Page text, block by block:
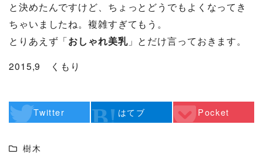
と決めたんですけど、ちょっとどうでもよくなってき
ちゃいましたね。複雑すぎてもう。
とりあえず「おしゃれ美乳」とだけ言っておきます。
2015,9 くもり
Twitter はてブ Pocket
樹木